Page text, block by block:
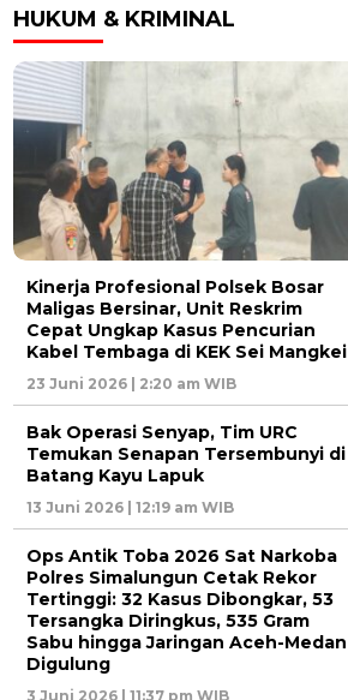
HUKUM & KRIMINAL
Kinerja Profesional Polsek Bosar
Maligas Bersinar, Unit Reskrim
Cepat Ungkap Kasus Pencurian
Kabel Tembaga di KEK Sei Mangkei
23 Juni 2026 | 2:20 am WIB
Bak Operasi Senyap, Tim URC
Temukan Senapan Tersembunyi di
Batang Kayu Lapuk
13 Juni 2026 | 12:19 am WIB
Ops Antik Toba 2026 Sat Narkoba
Polres Simalungun Cetak Rekor
Tertinggi: 32 Kasus Dibongkar, 53
Tersangka Diringkus, 535 Gram
Sabu hingga Jaringan Aceh-Medan
Digulung
3 Juni 2026 | 11:37 pm WIB